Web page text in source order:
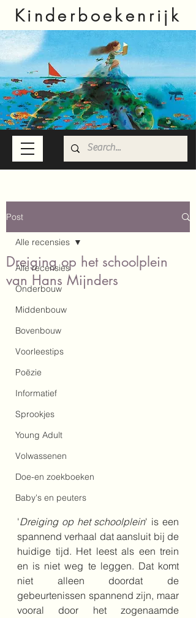
Kinderboekenrijk
Post
Alle recensies
Onderbouw
Middenbouw
Bovenbouw
Voorleestips
Poëzie
Informatief
Sprookjes
Young Adult
Volwassenen
Doe-en zoekboeken
Baby's en peuters
Alle recensies
Dreiging op het schoolplein
van Hans Mijnders
'Dreiging op het schoolplein' is een
spannend verhaal dat aansluit bij de
huidige tijd. Het leest als een trein
en is niet weg te leggen. Dat komt
niet alleen doordat de
gebeurtenissen spannend zijn, maar
vooral door het zogenaamde